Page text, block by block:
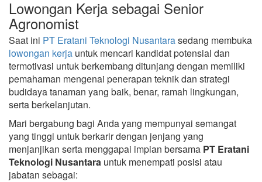
Lowongan Kerja sebagai Senior
Agronomist
Saat ini PT Eratani Teknologi Nusantarasedang membuka
lowongan kerja untuk mencari kandidat potensial dan
termotivasi untuk berkembang ditunjang dengan memiliki
pemahaman mengenai penerapan teknik dan strategi
budidaya tanaman yang baik, benar, ramah lingkungan,
serta berkelanjutan.
Mari bergabung bagi Anda yang mempunyai semangat
yang tinggi untuk berkarir dengan jenjang yang
menjanjikan serta menggapai impian bersama PT Eratani
Teknologi Nusantara untuk menempati posisi atau
jabatan sebagai: